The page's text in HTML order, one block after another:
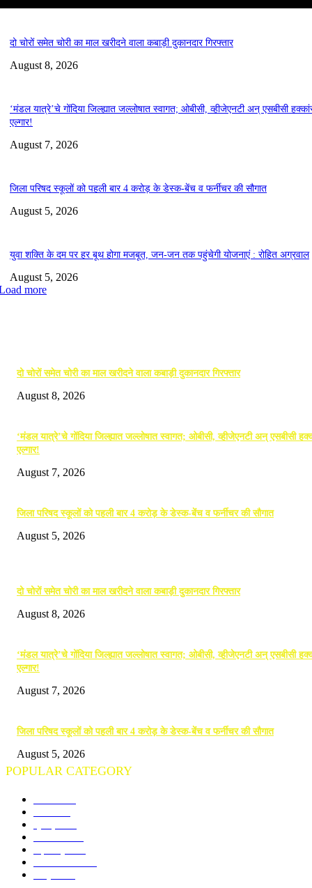
दो चोरों समेत चोरी का माल खरीदने वाला कबाड़ी दुकानदार गिरफ्तार
August 8, 2026
‘मंडल यात्रे’चे गोंदिया जिल्ह्यात जल्लोषात स्वागत; ओबीसी, व्हीजेएनटी अन् एसबीसी
एल्गार!
August 7, 2026
जिला परिषद स्कूलों को पहली बार 4 करोड़ के डेस्क-बेंच व फर्नीचर की सौगात
August 5, 2026
युवा शक्ति के दम पर हर बूथ होगा मजबूत, जन-जन तक पहुंचेगी योजनाएं : रोहित अग्रवाल
August 5, 2026
more
दो चोरों समेत चोरी का माल खरीदने वाला कबाड़ी दुकानदार गिरफ्तार
August 8, 2026
‘मंडल यात्रे’चे गोंदिया जिल्ह्यात जल्लोषात स्वागत; ओबीसी, व्हीजेएनटी अन् एसबीसी
एल्गार!
August 7, 2026
जिला परिषद स्कूलों को पहली बार 4 करोड़ के डेस्क-बेंच व फर्नीचर की सौगात
August 5, 2026
दो चोरों समेत चोरी का माल खरीदने वाला कबाड़ी दुकानदार गिरफ्तार
August 8, 2026
‘मंडल यात्रे’चे गोंदिया जिल्ह्यात जल्लोषात स्वागत; ओबीसी, व्हीजेएनटी अन् एसबीसी
एल्गार!
August 7, 2026
जिला परिषद स्कूलों को पहली बार 4 करोड़ के डेस्क-बेंच व फर्नीचर की सौगात
August 5, 2026
POPULAR CATEGORY